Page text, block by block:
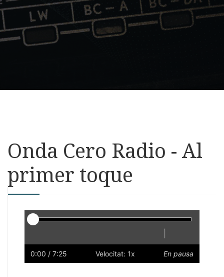
Onda Cero Radio - Al
primer toque
Reproductor
Lent
0:00 / 7:25 Velocitat: 1x En pausa